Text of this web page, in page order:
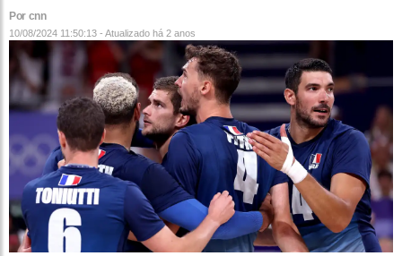
Por cnn
10/08/2024 11:50:13 - Atualizado há 2 anos